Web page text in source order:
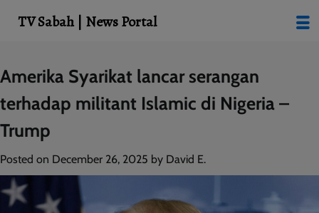
Skip
to
content
Amerika Syarikat lancar serangan
terhadap militant Islamic di Nigeria –
Trump
Posted on December 26, 2025 by David E.
TV Sabah | News Portal